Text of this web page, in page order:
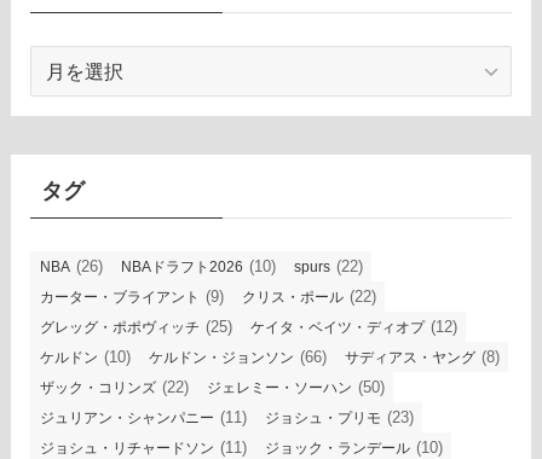
カ
イ
タグ
NBA (26) NBAドラフト2026 (10) spurs (22)
カーター・ブライアント (9) クリス・ポール (22)
グレッグ・ポポヴィッチ (25) ケイタ・ベイツ・ディオプ(12)
ケルドン (10) ケルドン・ジョンソン (66) サディアス・ヤング (8)
ザック・コリンズ (22) ジェレミー・ソーハン (50)
ジュリアン・シャンパニー (11) ジョシュ・プリモ (23)
ジョシュ・リチャードソン (11) ジョック・ランデール (10)